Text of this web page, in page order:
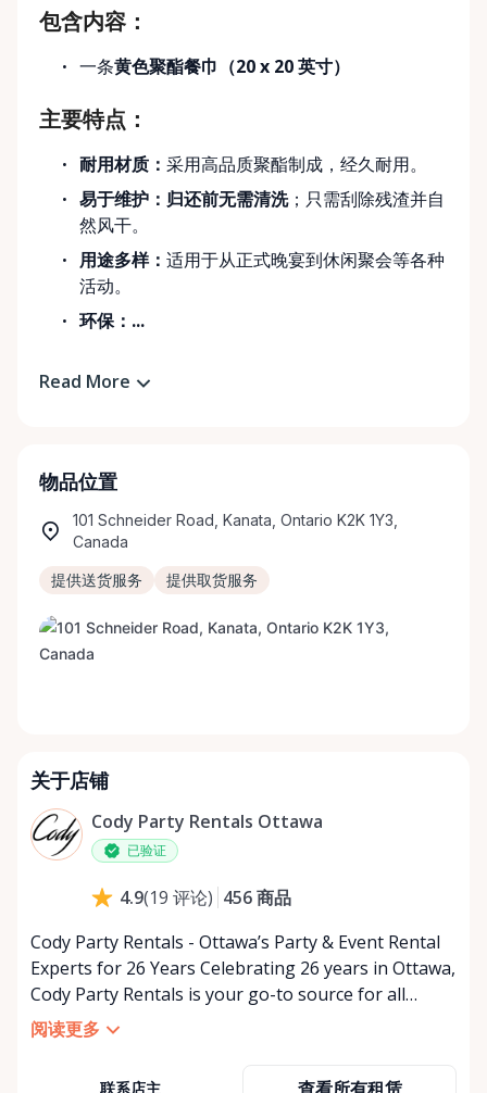
包含内容：
一条黄色聚酯餐巾（20 x 20 英寸）
主要特点：
耐用材质：采用高品质聚酯制成，经久耐用。
易于维护：归还前无需清洗；只需刮除残渣并自
然风干。
用途多样：适用于从正式晚宴到休闲聚会等各种
活动。
环保：...
Read More
物品位置
101 Schneider Road, Kanata, Ontario K2K 1Y3,
Canada
提供送货服务 提供取货服务
关于店铺
Cody Party Rentals Ottawa
已验证
4.9(19 评论) 456商品
Cody Party Rentals - Ottawa’s Party & Event Rental
Experts for 26 Years Celebrating 26 years in Ottawa,
Cody Party Rentals is your go-to source for all
things party and event rentals. We’re proud to be a
partner of Rent Anything, expanding our offerings
阅读更多
联系店主